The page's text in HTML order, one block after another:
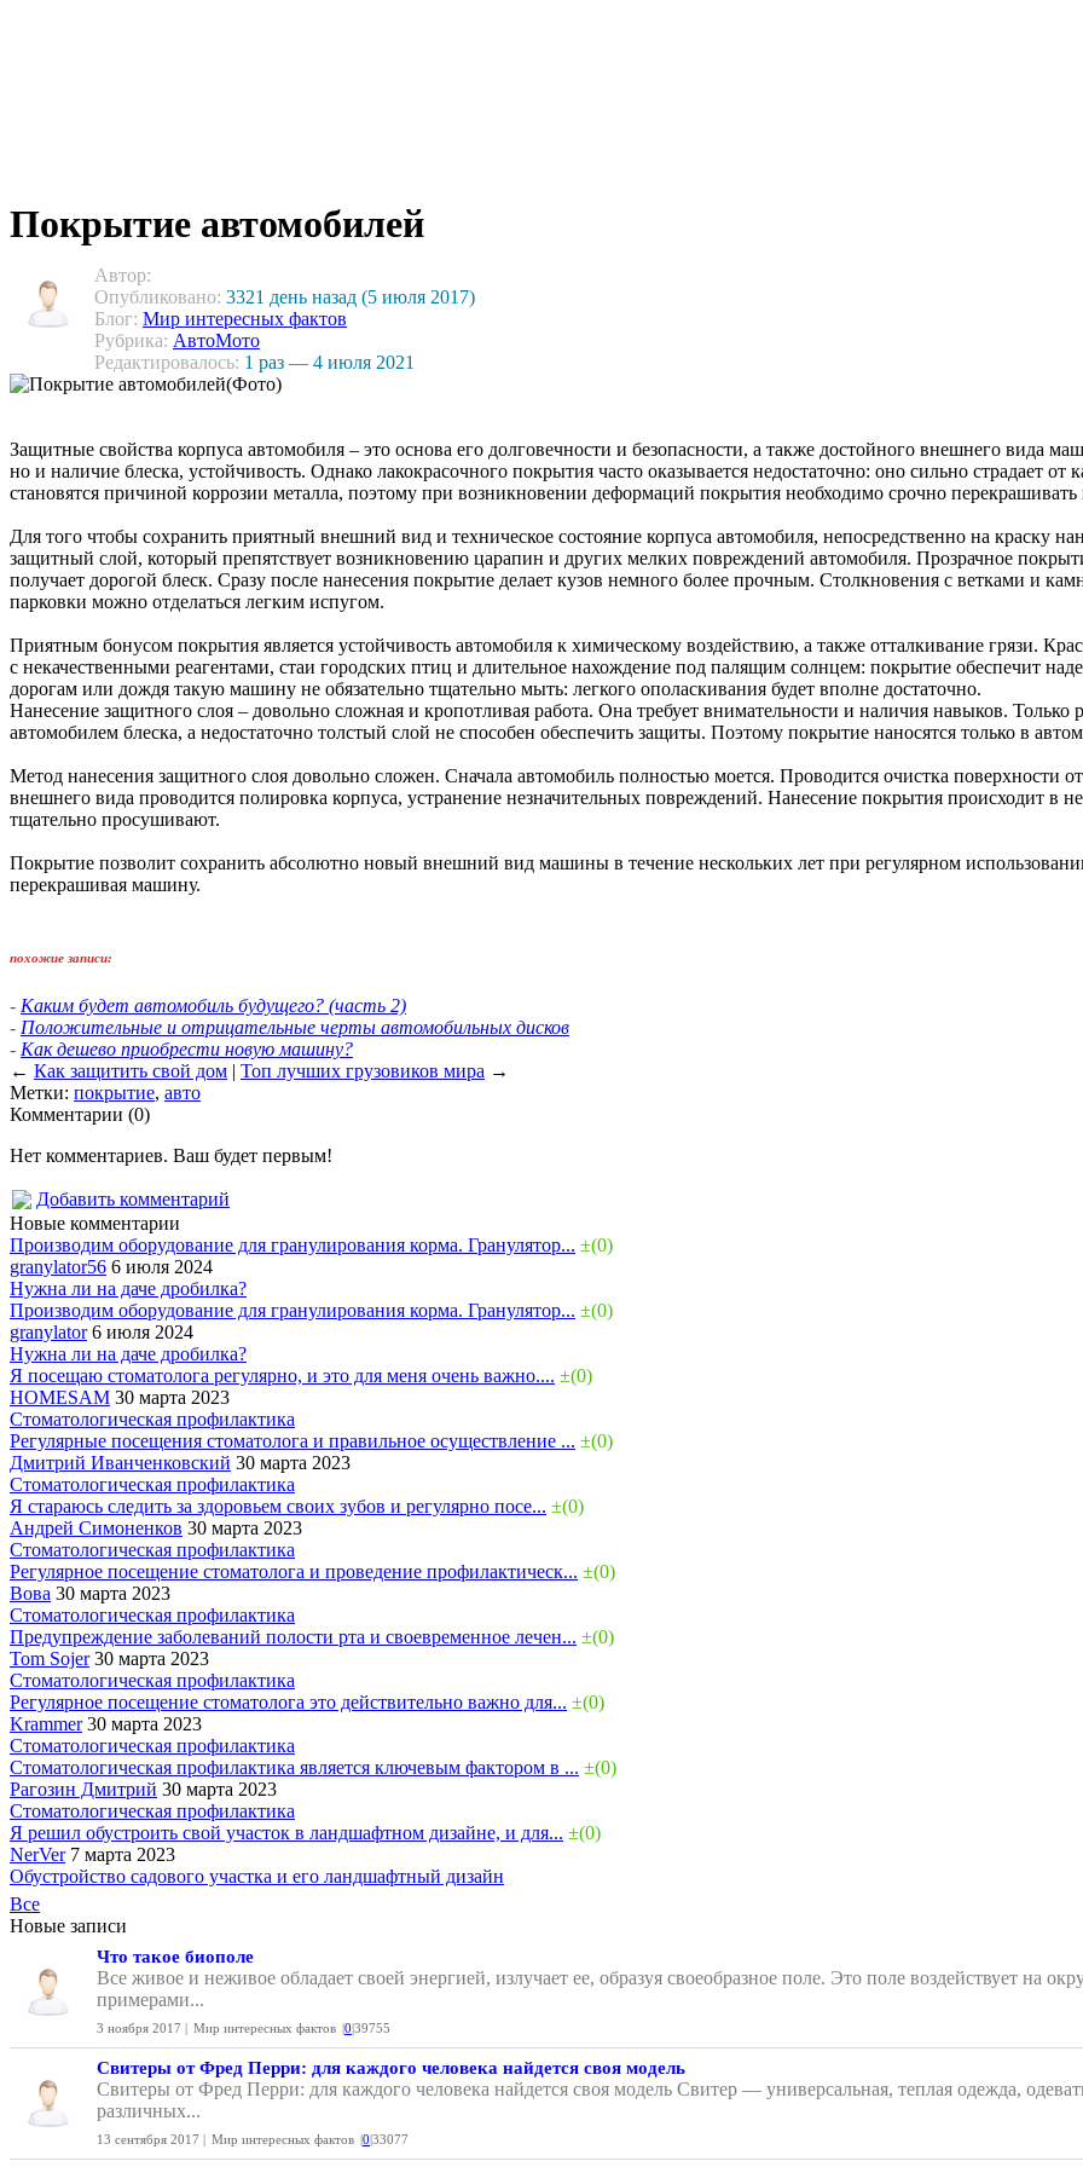
Покрытие автомобилей
Автор:
Опубликовано: 3321 день назад (5 июля 2017)
Блог: Мир интересных фактов
Рубрика: АвтоМото
Редактировалось: 1 раз — 4 июля 2021
Защитные свойства корпуса автомобиля – это основа его долговечности и безопасности, а также достойного внешнего вида
но и наличие блеска, устойчивость. Однако лакокрасочного покрытия часто оказывается недостаточно: оно сильно страдает
становятся причиной коррозии металла, поэтому при возникновении деформаций покрытия необходимо срочно
Для того чтобы сохранить приятный внешний вид и техническое состояние корпуса автомобиля, непосредственно на краску
защитный слой, который препятствует возникновению царапин и других мелких повреждений автомобиля. Прозрачное
получает дорогой блеск. Сразу после нанесения покрытие делает кузов немного более прочным. Столкновения с ветками и
парковки можно отделаться легким испугом.
Приятным бонусом покрытия является устойчивость автомобиля к химическому воздействию, а также отталкивание грязи.
с некачественными реагентами, стаи городских птиц и длительное нахождение под палящим солнцем: покрытие обеспечит
дорогам или дождя такую машину не обязательно тщательно мыть: легкого ополаскивания будет вполне достаточно.
Нанесение защитного слоя – довольно сложная и кропотливая работа. Она требует внимательности и наличия навыков.
автомобилем блеска, а недостаточно толстый слой не способен обеспечить защиты. Поэтому покрытие наносятся только в
Метод нанесения защитного слоя довольно сложен. Сначала автомобиль полностью моется. Проводится очистка поверхности
внешнего вида проводится полировка корпуса, устранение незначительных повреждений. Нанесение покрытия происходит в
тщательно просушивают.
Покрытие позволит сохранить абсолютно новый внешний вид машины в течение нескольких лет при регулярном
перекрашивая машину.
похожие записи:
- Каким будет автомобиль будущего? (часть 2)
- Положительные и отрицательные черты автомобильных дисков
- Как дешево приобрести новую машину?
← Как защитить свой дом | Топ лучших грузовиков мира →
Метки: покрытие, авто
Комментарии (0)
Нет комментариев. Ваш будет первым!
Добавить комментарий
Новые комментарии
Производим оборудование для гранулирования корма. Гранулятор... ±(0)
granylator56 6 июля 2024
Нужна ли на даче дробилка?
Производим оборудование для гранулирования корма. Гранулятор... ±(0)
granylator6 июля 2024
Нужна ли на даче дробилка?
Я посещаю стоматолога регулярно, и это для меня очень важно.... ±(0)
HOMESAM 30 марта 2023
Стоматологическая профилактика
Регулярные посещения стоматолога и правильное осуществление ... ±(0)
Дмитрий Иванченковский 30 марта 2023
Стоматологическая профилактика
Я стараюсь следить за здоровьем своих зубов и регулярно посе... ±(0)
Андрей Симоненков 30 марта 2023
Стоматологическая профилактика
Регулярное посещение стоматолога и проведение профилактическ... ±(0)
Вова 30 марта 2023
Стоматологическая профилактика
Предупреждение заболеваний полости рта и своевременное лечен... ±(0)
Tom Sojer30 марта 2023
Стоматологическая профилактика
Регулярное посещение стоматолога это действительно важно для... ±(0)
Krammer30 марта 2023
Стоматологическая профилактика
Стоматологическая профилактика является ключевым фактором в ... ±(0)
Рагозин Дмитрий 30 марта 2023
Стоматологическая профилактика
Я решил обустроить свой участок в ландшафтном дизайне, и для... ±(0)
NerVer7 марта 2023
Обустройство садового участка и его ландшафтный дизайн
Все
Новые записи
Что такое биополе
Все живое и неживое обладает своей энергией, излучает ее, образуя своеобразное поле. Это поле воздействует
примерами...
3 ноября 2017 | Мир интересных фактов 0 39755
Свитеры от Фред Перри: для каждого человека найдется своя модель
Свитеры от Фред Перри: для каждого человека найдется своя модель Свитер — универсальная, теплая одежда,
различных...
13 сентября 2017 | Мир интересных фактов 0 33077